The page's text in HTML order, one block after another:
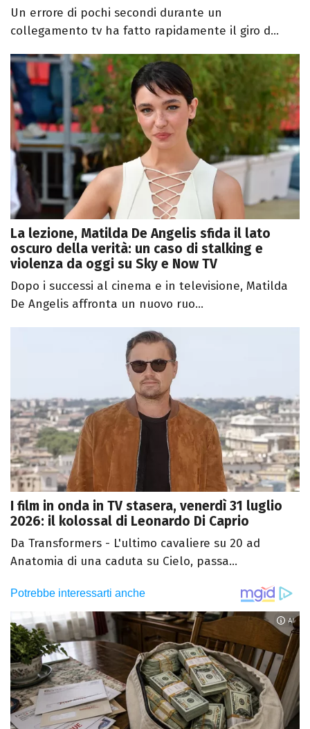
Un errore di pochi secondi durante un
collegamento tv ha fatto rapidamente il giro d...
La lezione, Matilda De Angelis sfida il lato
oscuro della verità: un caso di stalking e
violenza da oggi su Sky e Now TV
Dopo i successi al cinema e in televisione, Matilda
De Angelis affronta un nuovo ruo...
I film in onda in TV stasera, venerdì 31 luglio
2026: il kolossal di Leonardo Di Caprio
Da Transformers - L'ultimo cavaliere su 20 ad
Anatomia di una caduta su Cielo, passa...